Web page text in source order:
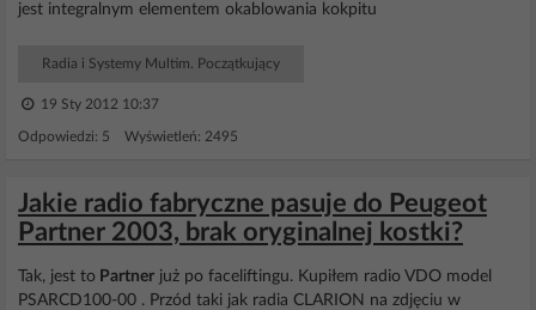
jest integralnym elementem okablowania kokpitu
Radia i Systemy Multim. Początkujący
19 Sty 2012 10:37
Odpowiedzi: 5 Wyświetleń: 2495
Jakie radio fabryczne pasuje do Peugeot
Partner 2003, brak oryginalnej kostki?
Tak, jest to Partner już po faceliftingu. Kupiłem radio VDO model
PSARCD100-00 . Przód taki jak radia CLARION na zdjęciu w